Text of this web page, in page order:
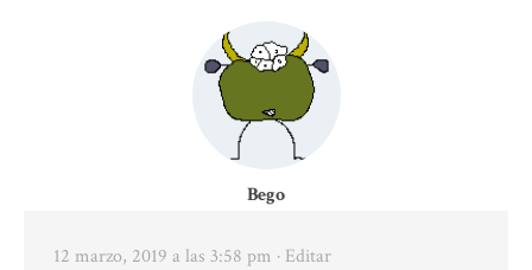
Bego
12 marzo, 2019 a las 3:58 pm · Editar